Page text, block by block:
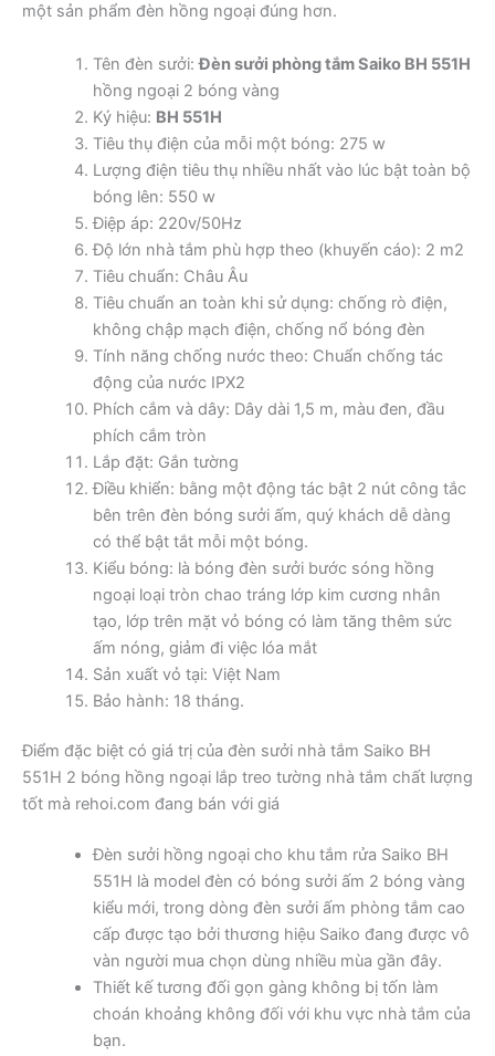
một sản phẩm đèn hồng ngoại đúng hơn.
Tên đèn sưởi:Đèn sưởi phòng tắm Saiko BH 551H
hồng ngoại 2 bóng vàng
Ký hiệu: BH 551H
Tiêu thụ điện của mỗi một bóng: 275 w
Lượng điện tiêu thụ nhiều nhất vào lúc bật toàn bộ
bóng lên: 550 w
Điệp áp: 220v/50Hz
Độ lớn nhà tắm phù hợp theo (khuyến cáo): 2 m2
Tiêu chuẩn: Châu Âu
Tiêu chuẩn an toàn khi sử dụng: chống rò điện,
không chập mạch điện, chống nổ bóng đèn
Tính năng chống nước theo: Chuẩn chống tác
động của nước IPX2
Phích cắm và dây: Dây dài 1,5 m, màu đen, đầu
phích cắm tròn
Lắp đặt: Gắn tường
Điều khiển: bằng một động tác bật 2 nút công tắc
bên trên đèn bóng sưởi ấm, quý khách dễ dàng
có thể bật tắt mỗi một bóng.
Kiểu bóng: là bóng đèn sưởi bước sóng hồng
ngoại loại tròn chao tráng lớp kim cương nhân
tạo, lớp trên mặt vỏ bóng có làm tăng thêm sức
ấm nóng, giảm đi việc lóa mắt
Sản xuất vỏ tại: Việt Nam
Bảo hành: 18 tháng.
Điểm đặc biệt có giá trị của đèn sưởi nhà tắm Saiko BH
551H 2 bóng hồng ngoại lắp treo tường nhà tắm chất lượng
tốt mà rehoi.com đang bán với giá
Đèn sưởi hồng ngoại cho khu tắm rửa Saiko BH
551H là model đèn có bóng sưởi ấm 2 bóng vàng
kiểu mới, trong dòng đèn sưởi ấm phòng tắm cao
cấp được tạo bởi thương hiệu Saiko đang được vô
vàn người mua chọn dùng nhiều mùa gần đây.
Thiết kế tương đối gọn gàng không bị tốn làm
choán khoảng không đối với khu vực nhà tắm của
bạn.